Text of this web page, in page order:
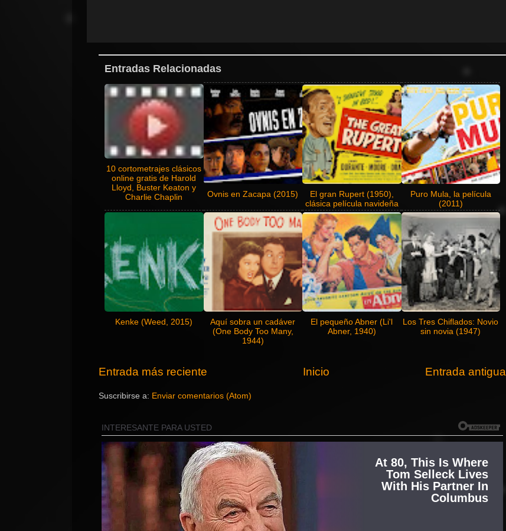
Entradas Relacionadas
10 cortometrajes clásicos
online gratis de Harold
Lloyd, Buster Keaton y
Charlie Chaplin
Ovnis en Zacapa (2015)
El gran Rupert (1950),
clásica película navideña
Puro Mula, la película
(2011)
Kenke (Weed, 2015)
Aquí sobra un cadáver
(One Body Too Many,
1944)
El pequeño Abner (Li'l
Abner, 1940)
Los Tres Chiflados: Novio
sin novia (1947)
Entrada más reciente Entrada antigua
Inicio
Suscribirse a: Enviar comentarios (Atom)